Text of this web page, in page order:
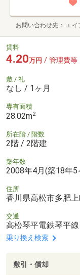
お問い合わせ先 エ
賃料
4.20万円 / 管理費等
敷 / 礼
なし / 1ヶ月
専有面積
28.02m2
所在階 / 階数
2階 / 2階建
築年数
2008年4月(築18年5
住所
香川県高松市多肥
交通
高松琴平電鉄琴平
乗り換え検索
敷引・償却